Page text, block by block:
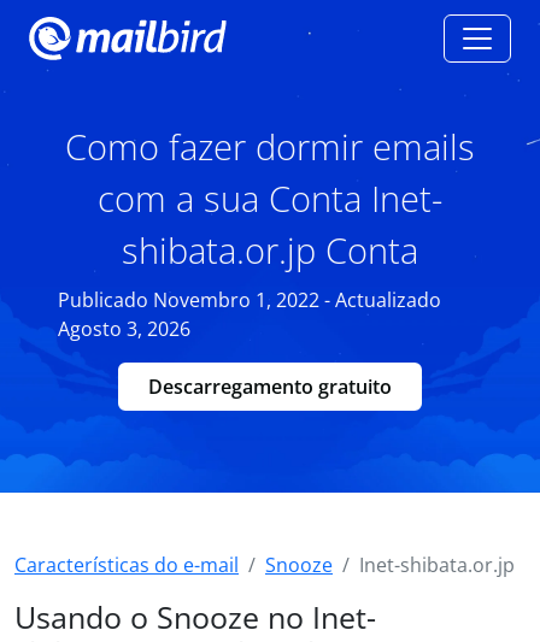
Como fazer dormir emails
com a sua Conta Inet-
shibata.or.jp Conta
Publicado Novembro 1, 2022 - Actualizado
Agosto 3, 2026
Descarregamento gratuito
Características do e-mail Snooze Inet-shibata.or.jp
Usando o Snooze no Inet-